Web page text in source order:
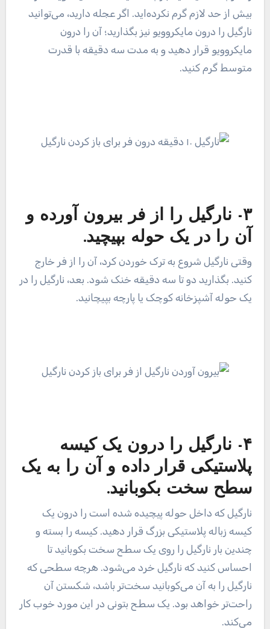
بیش از حد لازم گرم نکرده‌اید. اگر عجله دارید، می‌توانید
نارگیل را درون مایکروویو نیز بگذارید؛ آن را درون
مایکروویو قرار دهید و به مدت سه دقیقه با قدرت
متوسط ​​گرم کنید.
۳- نارگیل را از فر بیرون آورده و
آن را در یک حوله بپیچید.
وقتی نارگیل شروع به ترک خوردن کرد، آن را از فر خارج
کنید. بگذارید دو تا سه دقیقه خنک شود. بعد، نارگیل را در
یک حوله آشپزخانه کوچک یا پارچه بپیچانید.
۴- نارگیل را درون یک کیسه
پلاستیکی قرار داده و آن را به یک
سطح سخت بکوبانید.
نارگیل که داخل حوله پیچیده شده است را درون یک
کیسه زباله پلاستیکی بزرگ قرار دهید. کیسه را بسته و
چندین بار نارگیل را روی یک سطح سخت بکوبانید تا
احساس کنید که نارگیل خرد می‌شود. هرچه سطحی که
نارگیل را به آن می‌کوبانید سخت‌تر باشد، شکستن آن
راحت‌تر خواهد بود. یک سطح بتونی در این مورد خوب کار
می‌کند.